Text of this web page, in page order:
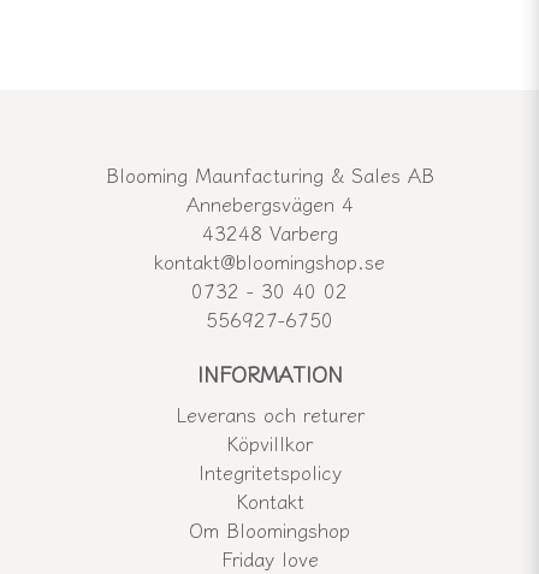
Blooming Maunfacturing & Sales AB
Annebergsvägen 4
43248 Varberg
kontakt@bloomingshop.se
0732 - 30 40 02
556927-6750
INFORMATION
Leverans och returer
Köpvillkor
Integritetspolicy
Kontakt
Om Bloomingshop
Friday love